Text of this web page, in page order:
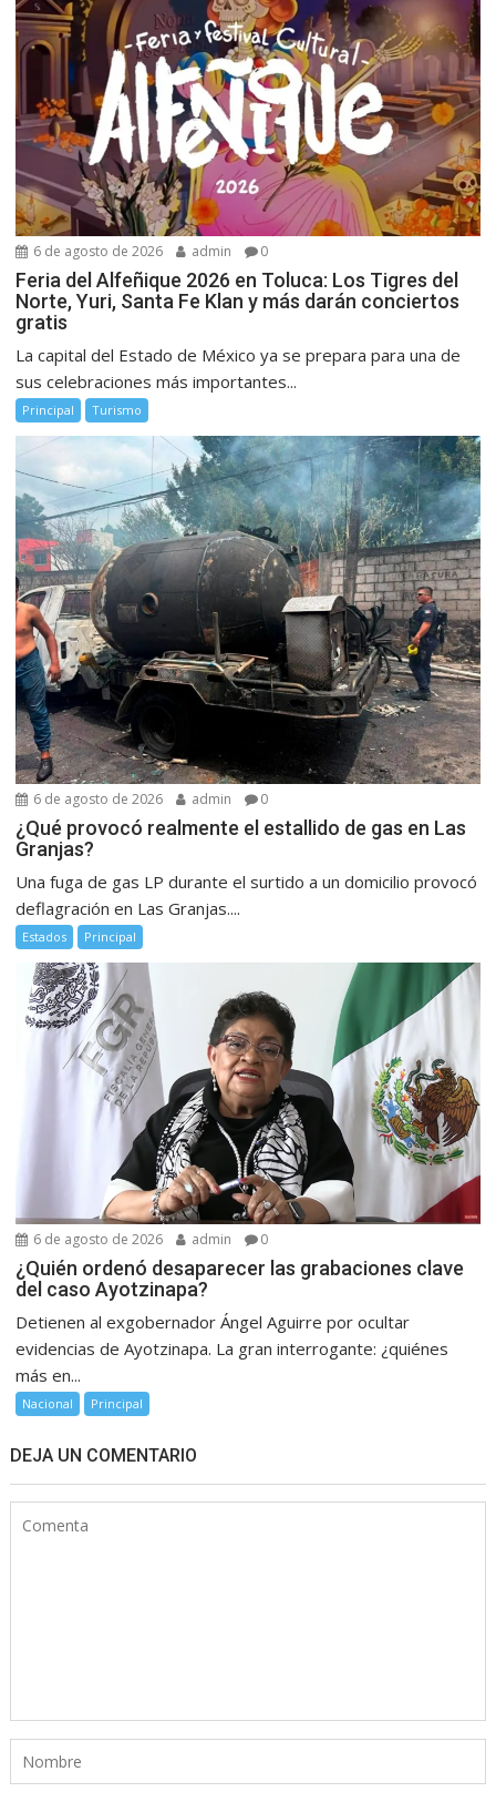
6 de agosto de 2026 admin 0
Feria del Alfeñique 2026 en Toluca: Los Tigres del
Norte, Yuri, Santa Fe Klan y más darán conciertos
gratis
La capital del Estado de México ya se prepara para una de
sus celebraciones más importantes...
Principal Turismo
6 de agosto de 2026 admin 0
¿Qué provocó realmente el estallido de gas en Las
Granjas?
Una fuga de gas LP durante el surtido a un domicilio provocó
deflagración en Las Granjas....
Estados Principal
6 de agosto de 2026 admin 0
¿Quién ordenó desaparecer las grabaciones clave
del caso Ayotzinapa?
Detienen al exgobernador Ángel Aguirre por ocultar
evidencias de Ayotzinapa. La gran interrogante: ¿quiénes
más en...
Nacional Principal
DEJA UN COMENTARIO